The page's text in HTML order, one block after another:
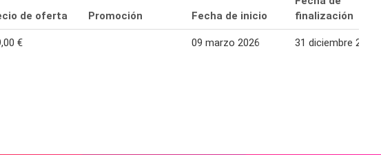
de oferta Promoción Fecha de inicio
finalización
€ 09 marzo 2026 31 diciembre 2026